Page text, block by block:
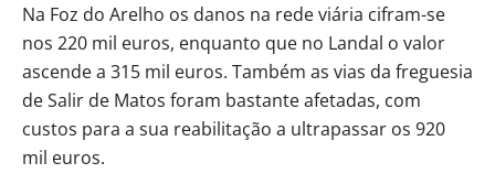
Na Foz do Arelho os danos na rede viária cifram-se
nos 220 mil euros, enquanto que no Landal o valor
ascende a 315 mil euros. Também as vias da freguesia
de Salir de Matos foram bastante afetadas, com
custos para a sua reabilitação a ultrapassar os 920
mil euros.